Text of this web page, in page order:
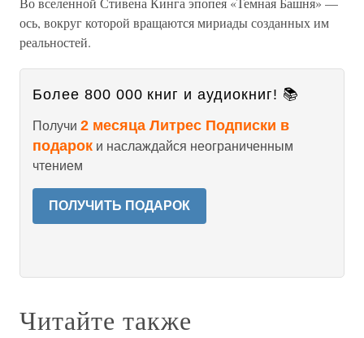
ось, вокруг которой вращаются мириады созданных им
реальностей.
Более 800 000 книг и аудиокниг! 📚
Получи 2 месяца Литрес Подписки в
подарок и наслаждайся неограниченным
чтением
ПОЛУЧИТЬ ПОДАРОК
Читайте также